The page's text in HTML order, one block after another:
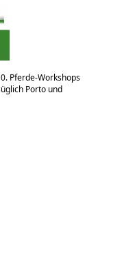
Pferde-Workshops
Porto und